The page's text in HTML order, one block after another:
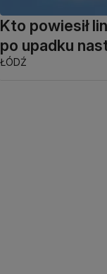
Kto powiesił
po upadku
ŁÓDŹ